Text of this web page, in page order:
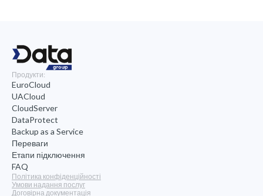
Продукти:
EuroCloud
UACloud
CloudServer
DataProtect
Backup as a Service
Переваги
Етапи підключення
FAQ
Політика конфіденційності
Умови надання послуг
Договірна документація